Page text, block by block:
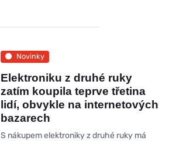
Novinky
Elektroniku z druhé ruky
zatím koupila teprve třetina
lidí, obvykle na internetových
bazarech
S nákupem elektroniky z druhé ruky má